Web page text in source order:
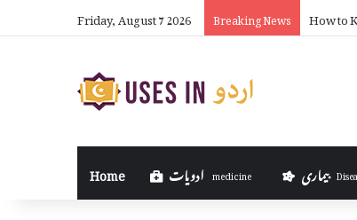
Friday, August 7 2026 Breaking News How to
Home medicine بیماری